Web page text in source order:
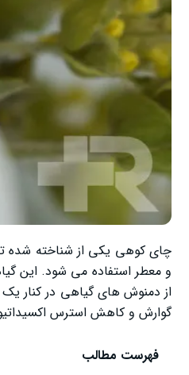
چای کوهی یکی از شناخته‌ شده‌
و معطر استفاده می‌ شود. این
از دمنوش‌ های گیاهی در کنار
گوارش و کاهش استرس
فهرست مطالب